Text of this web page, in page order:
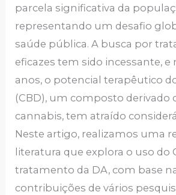
parcela significativa da
representando um desafio
saúde pública. A busca por
eficazes tem sido incessante,
anos, o potencial terapêutico
(CBD), um composto derivado
cannabis, tem atraído
Neste artigo, realizamos uma
literatura que explora o uso do
tratamento da DA, com base
contribuições de vários